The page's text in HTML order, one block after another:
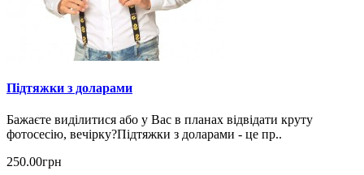
Підтяжки з доларами
Бажаєте виділитися або у Вас в планах відвідати круту
фотосесію, вечірку?Підтяжки з доларами - це пр..
250.00грн